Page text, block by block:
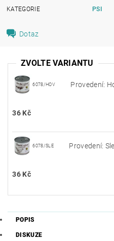
KATEGORIE PSI
Dotaz
ZVOLTE VARIANTU
6078/HOV Provedení:
36 Kč
6078/SLE Provedení:
36 Kč
POPIS
DISKUZE